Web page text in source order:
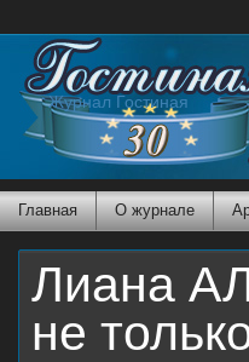
Журнал Гостиная
Главная О журнале
Лиана
не